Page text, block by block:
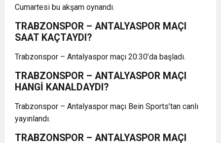
Cumartesi bu akşam oynandı.
TRABZONSPOR – ANTALYASPOR MAÇI
SAAT KAÇTAYDI?
Trabzonspor – Antalyaspor maçı 20:30’da başladı.
TRABZONSPOR – ANTALYASPOR MAÇI
HANGİ KANALDAYDI?
Trabzonspor – Antalyaspor maçı Bein Sports’tan canlı
yayınlandı.
TRABZONSPOR – ANTALYASPOR MAÇI